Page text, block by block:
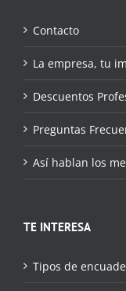
Contacto
La empresa, tu
Descuentos
Preguntas
Así hablan los
TE INTERESA
Tipos de